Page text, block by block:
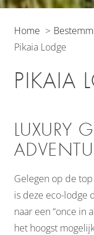
Home
Pikaia Lodge
PIKAIA
LUXURY
Gelegen op de
is deze eco-lodge
naar een “once in
het hoogst